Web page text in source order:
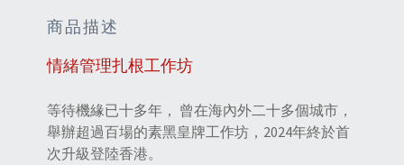
商品描述
情緒管理扎根工作坊
等待機緣已十多年， 曾在海內外二十多個城市，
舉辦超過百場的素黑皇牌工作坊，2024年終於首
次升級登陸香港。